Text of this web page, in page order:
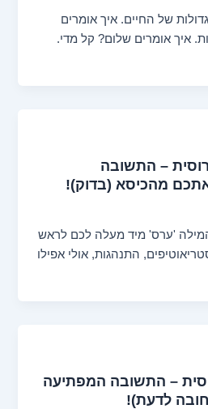
של החיים. איך אומרים
איך אומרים שלום? קל מדי.
– התשובה
מהכיסא (בדוק)!
'ערס' מיד מעלה לכם לראש
התנהגות, אולי אפילו
– התשובה המפתיעה
לדעת)!